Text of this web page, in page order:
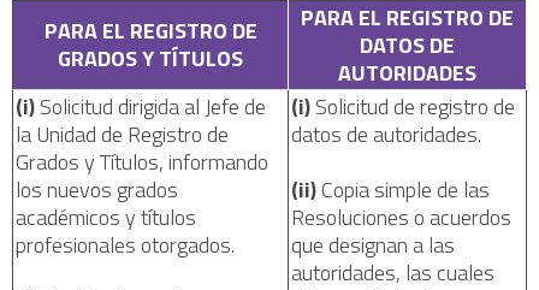
PARA EL REGISTRO DE
GRADOS Y TÍTULOS
PARA EL REGISTRO DE
DATOS DE
AUTORIDADES
(i)Solicitud dirigida al Jefe de
la Unidad de Registro de
Grados y Títulos, informando
los nuevos grados
académicos y títulos
profesionales otorgados.
(i)Solicitud de registro de
datos de autoridades.
(ii)Copia simple de las
Resoluciones o acuerdos
que designan a las
autoridades, las cuales